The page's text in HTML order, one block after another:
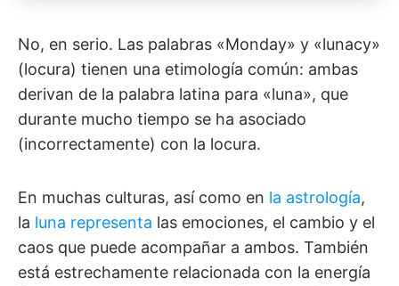
No, en serio. Las palabras «Monday» y «lunacy»
(locura) tienen una etimología común: ambas
derivan de la palabra latina para «luna», que
durante mucho tiempo se ha asociado
(incorrectamente) con la locura.
En muchas culturas, así como en la astrología,
la luna representa las emociones, el cambio y el
caos que puede acompañar a ambos. También
está estrechamente relacionada con la energía